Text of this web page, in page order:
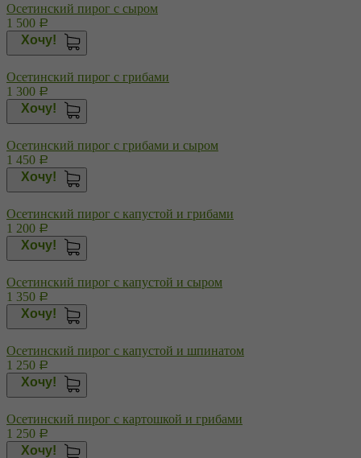
Осетинский пирог с сыром
1 500 Р
Хочу!
Осетинский пирог с грибами
1 300 Р
Хочу!
Осетинский пирог с грибами и сыром
1 450 Р
Хочу!
Осетинский пирог с капустой и грибами
1 200 Р
Хочу!
Осетинский пирог с капустой и сыром
1 350 Р
Хочу!
Осетинский пирог с капустой и шпинатом
1 250 Р
Хочу!
Осетинский пирог с картошкой и грибами
1 250 Р
Хочу!